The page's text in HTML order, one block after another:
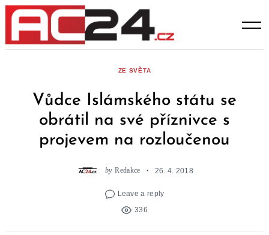
Skip
content
ZE SVĚTA
Vůdce Islámského státu se
obrátil na své příznivce s
projevem na rozloučenou
by Redakce 26. 4. 2018
Leave a reply
336